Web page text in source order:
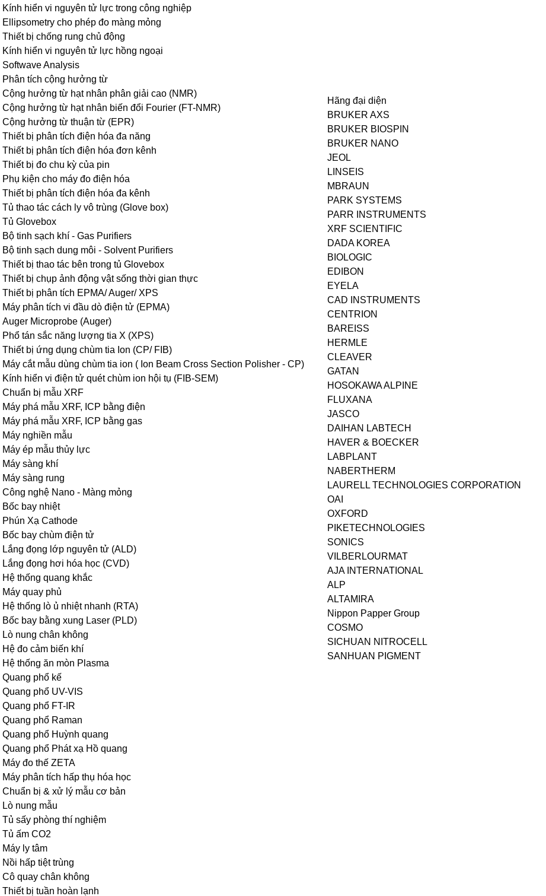
Kính hiển vi nguyên tử lực trong công nghiệp
Ellipsometry cho phép đo màng mỏng
Thiết bị chống rung chủ động
Kính hiển vi nguyên tử lực hồng ngoại
Softwave Analysis
Phân tích cộng hưởng từ
Cộng hưởng từ hạt nhân phân giải cao (NMR)
Cộng hưởng từ hạt nhân biến đổi Fourier (FT-NMR)
Cộng hưởng từ thuận từ (EPR)
Thiết bị phân tích điện hóa đa năng
Thiết bị phân tích điện hóa đơn kênh
Thiết bị đo chu kỳ của pin
Phụ kiện cho máy đo điện hóa
Thiết bị phân tích điện hóa đa kênh
Tủ thao tác cách ly vô trùng (Glove box)
Tủ Glovebox
Bộ tinh sạch khí - Gas Purifiers
Bộ tinh sạch dung môi - Solvent Purifiers
Thiết bị thao tác bên trong tủ Glovebox
Thiết bị chụp ảnh động vật sống thời gian thực
Thiết bị phân tích EPMA/ Auger/ XPS
Máy phân tích vi đầu dò điện tử (EPMA)
Auger Microprobe (Auger)
Phổ tán sắc năng lượng tia X (XPS)
Thiết bị ứng dụng chùm tia Ion (CP/ FIB)
Máy cắt mẫu dùng chùm tia ion ( Ion Beam Cross Section Polisher - CP)
Kính hiển vi điện tử quét chùm ion hội tụ (FIB-SEM)
Chuẩn bị mẫu XRF
Máy phá mẫu XRF, ICP bằng điện
Máy phá mẫu XRF, ICP bằng gas
Máy nghiền mẫu
Máy ép mẫu thủy lực
Máy sàng khí
Máy sàng rung
Công nghệ Nano - Màng mỏng
Bốc bay nhiệt
Phún Xạ Cathode
Bốc bay chùm điện tử
Lắng đọng lớp nguyên tử (ALD)
Lắng đọng hơi hóa học (CVD)
Hệ thống quang khắc
Máy quay phủ
Hệ thống lò ủ nhiệt nhanh (RTA)
Bốc bay bằng xung Laser (PLD)
Lò nung chân không
Hệ đo cảm biến khí
Hệ thống ăn mòn Plasma
Quang phổ kế
Quang phổ UV-VIS
Quang phổ FT-IR
Quang phổ Raman
Quang phổ Huỳnh quang
Quang phổ Phát xạ Hồ quang
Máy đo thế ZETA
Máy phân tích hấp thụ hóa học
Chuẩn bị & xử lý mẫu cơ bản
Lò nung mẫu
Tủ sấy phòng thí nghiệm
Tủ ấm CO2
Máy ly tâm
Nồi hấp tiệt trùng
Cô quay chân không
Thiết bị tuần hoàn lạnh
Hãng đại diện
BRUKER AXS
BRUKER BIOSPIN
BRUKER NANO
JEOL
LINSEIS
MBRAUN
PARK SYSTEMS
PARR INSTRUMENTS
XRF SCIENTIFIC
DADA KOREA
BIOLOGIC
EDIBON
EYELA
CAD INSTRUMENTS
CENTRION
BAREISS
HERMLE
CLEAVER
GATAN
HOSOKAWA ALPINE
FLUXANA
JASCO
DAIHAN LABTECH
HAVER & BOECKER
LABPLANT
NABERTHERM
LAURELL TECHNOLOGIES CORPORATION
OAI
OXFORD
PIKETECHNOLOGIES
SONICS
VILBERLOURMAT
AJA INTERNATIONAL
ALP
ALTAMIRA
Nippon Papper Group
COSMO
SICHUAN NITROCELL
SANHUAN PIGMENT